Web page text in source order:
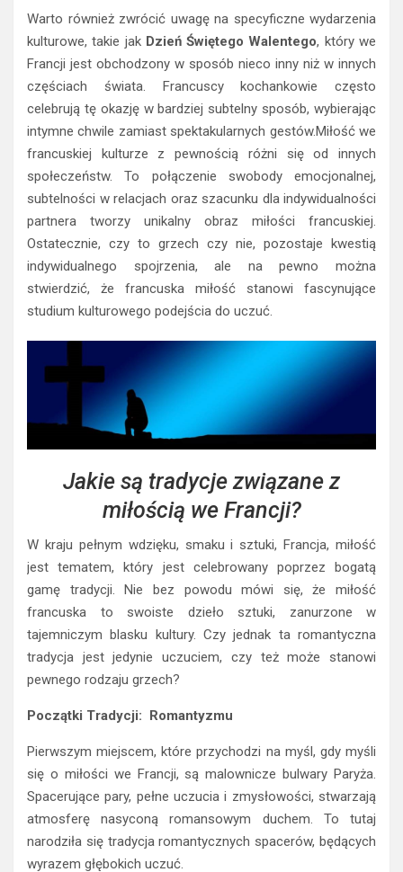
Warto również zwrócić uwagę na specyficzne wydarzenia
kulturowe, takie jak Dzień Świętego Walentego, który we
Francji jest obchodzony w sposób nieco inny niż w innych
częściach świata. Francuscy kochankowie często
celebrują tę okazję w bardziej subtelny sposób, wybierając
intymne chwile zamiast spektakularnych gestów.Miłość we
francuskiej kulturze z pewnością różni się od innych
społeczeństw. To połączenie swobody emocjonalnej,
subtelności w relacjach oraz szacunku dla indywidualności
partnera tworzy unikalny obraz miłości francuskiej.
Ostatecznie, czy to grzech czy nie, pozostaje kwestią
indywidualnego spojrzenia, ale na pewno można
stwierdzić, że francuska miłość stanowi fascynujące
studium kulturowego podejścia do uczuć.
Jakie są tradycje związane z
miłością we Francji?
W kraju pełnym wdzięku, smaku i sztuki, Francja, miłość
jest tematem, który jest celebrowany poprzez bogatą
gamę tradycji. Nie bez powodu mówi się, że miłość
francuska to swoiste dzieło sztuki, zanurzone w
tajemniczym blasku kultury. Czy jednak ta romantyczna
tradycja jest jedynie uczuciem, czy też może stanowi
pewnego rodzaju grzech?
Początki Tradycji: Romantyzmu
Pierwszym miejscem, które przychodzi na myśl, gdy myśli
się o miłości we Francji, są malownicze bulwary Paryża.
Spacerujące pary, pełne uczucia i zmysłowości, stwarzają
atmosferę nasyconą romansowym duchem. To tutaj
narodziła się tradycja romantycznych spacerów, będących
wyrazem głębokich uczuć.